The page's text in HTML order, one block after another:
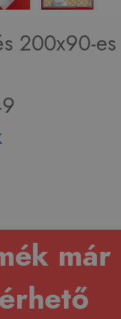
200x90-
már